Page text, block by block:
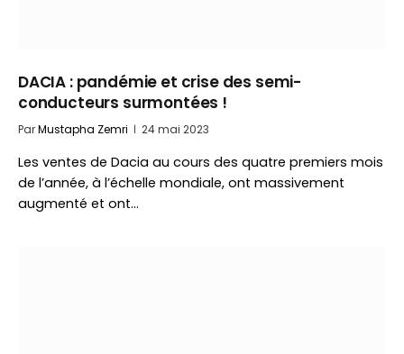
DACIA : pandémie et crise des semi-
conducteurs surmontées !
ParMustapha Zemri 24 mai 2023
Les ventes de Dacia au cours des quatre premiers mois
de l’année, à l’échelle mondiale, ont massivement
augmenté et ont…